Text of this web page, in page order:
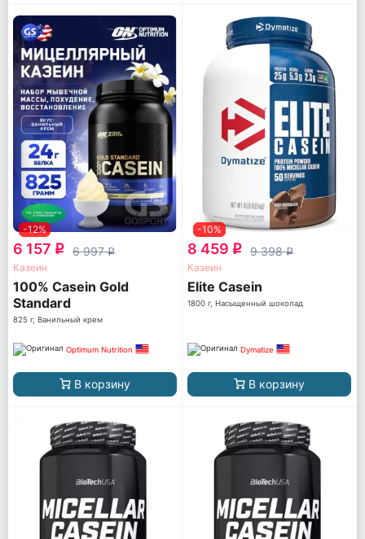
-12%
6 157 q 6 997q
Казеин
100% Casein Gold
Standard
825 г, Ванильный крем
Optimum Nutrition
В корзину
-10%
8 459 q 9 398q
Казеин
Elite Casein
1800 г, Насыщенный шоколад
Dymatize
В корзину